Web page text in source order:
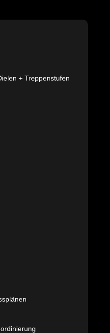
+ Treppenstufen